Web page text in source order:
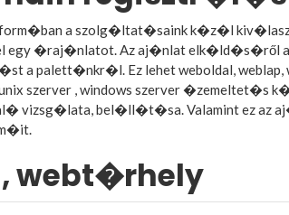
a szolg�ltat�saink k�z�l
�raj�nlatot. Az aj�nlat elk�ld�s�ről a
a palett�nkr�l. Ez lehet weboldal, weblap,
szerver , windows szerver
vizsg�lata, bel�ll�t�sa. Valamint ez az
webt�rhely